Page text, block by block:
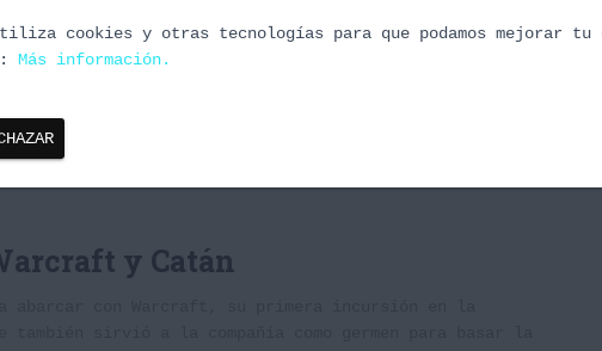
a introducirnos en el mundo de la noche.
y Catán
cookies y otras tecnologías para que podamos mejorar tu
Más información.